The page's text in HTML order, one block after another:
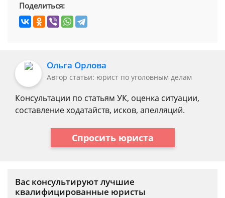
Поделиться:
Ольга Орлова
Автор статьи: юрист по уголовным делам
Консультации по статьям УК, оценка ситуации,
составление ходатайств, исков, апелляций.
Спросить юриста
Вас консультируют лучшие
квалифицированные юристы